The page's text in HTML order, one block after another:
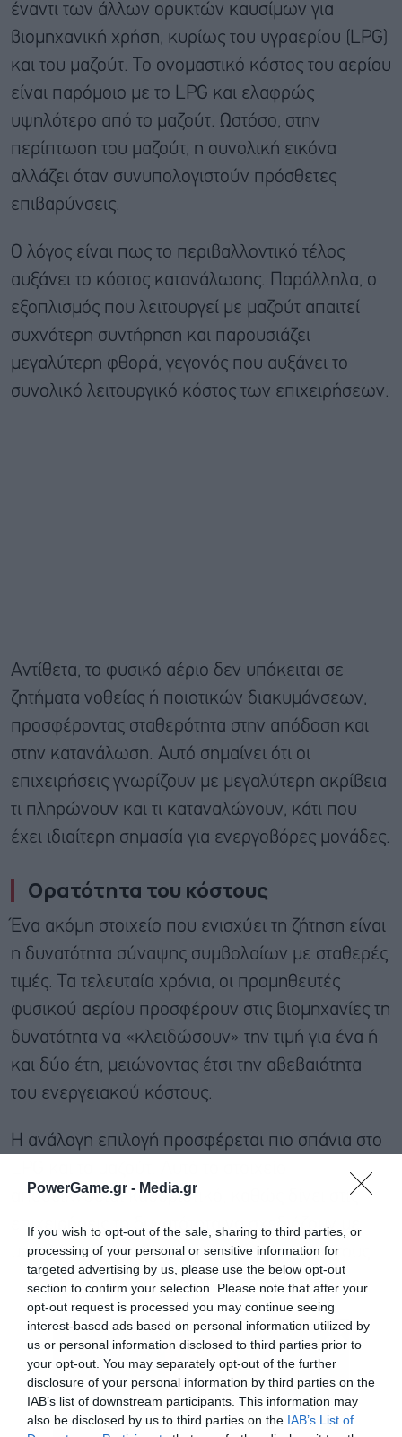
PowerGame.gr - Media.gr
If you wish to opt-out of the sale, sharing to third parties, or
processing of your personal or sensitive information for
targeted advertising by us, please use the below opt-out
section to confirm your selection. Please note that after your
opt-out request is processed you may continue seeing
interest-based ads based on personal information utilized by
us or personal information disclosed to third parties prior to
your opt-out. You may separately opt-out of the further
disclosure of your personal information by third parties on the
IAB’s list of downstream participants. This information may
also be disclosed by us to third parties on the IAB’s List of
έναντι των άλλων ορυκτών καυσίμων για
βιομηχανική χρήση, κυρίως του υγραερίου (LPG)
και του μαζούτ. Το ονομαστικό κόστος του αερίου
είναι παρόμοιο με το LPG και ελαφρώς
υψηλότερο από το μαζούτ. Ωστόσο, στην
περίπτωση του μαζούτ, η συνολική εικόνα
αλλάζει όταν συνυπολογιστούν πρόσθετες
επιβαρύνσεις.
Ο λόγος είναι πως το περιβαλλοντικό τέλος
αυξάνει το κόστος κατανάλωσης. Παράλληλα, ο
εξοπλισμός που λειτουργεί με μαζούτ απαιτεί
συχνότερη συντήρηση και παρουσιάζει
μεγαλύτερη φθορά, γεγονός που αυξάνει το
συνολικό λειτουργικό κόστος των επιχειρήσεων.
Αντίθετα, το φυσικό αέριο δεν υπόκειται σε
ζητήματα νοθείας ή ποιοτικών διακυμάνσεων,
προσφέροντας σταθερότητα στην απόδοση και
στην κατανάλωση. Αυτό σημαίνει ότι οι
επιχειρήσεις γνωρίζουν με μεγαλύτερη ακρίβεια
τι πληρώνουν και τι καταναλώνουν, κάτι που
έχει ιδιαίτερη σημασία για ενεργοβόρες μονάδες.
Ορατότητα του κόστους
Ένα ακόμη στοιχείο που ενισχύει τη ζήτηση είναι
η δυνατότητα σύναψης συμβολαίων με σταθερές
τιμές. Τα τελευταία χρόνια, οι προμηθευτές
φυσικού αερίου προσφέρουν στις βιομηχανίες τη
δυνατότητα να «κλειδώσουν» την τιμή για ένα ή
και δύο έτη, μειώνοντας έτσι την αβεβαιότητα
του ενεργειακού κόστους.
Η ανάλογη επιλογή προσφέρεται πιο σπάνια στο
αποδεικνύεται καθοριστικό, καθώς δίνει στις
επιχειρήσεις τη δυνατότητα να σχεδιάζουν με
μεγαλύτερη ακρίβεια τον προϋπολογισμό τους.